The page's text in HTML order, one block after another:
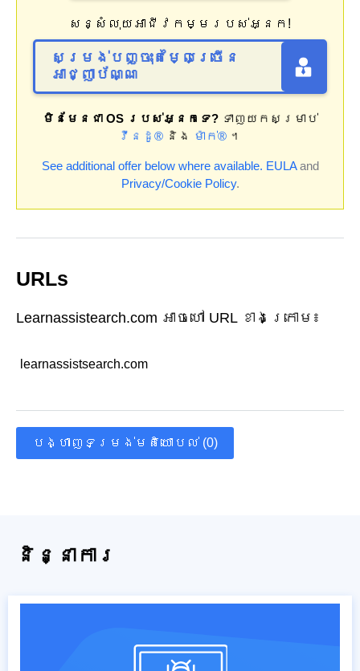
សន្សំលុយអាជីវកម្មរបស់អ្នក!
សម្រង់បញ្ចុះតម្លៃច្រើន
អាជ្ញាប័ណ្ណ
មិនមែនជា OS របស់អ្នកទេ?ទាញយកសម្រាប់
វីនដូ® និង ម៉ាក់® ។
See additional offer below where available. EULAand
Privacy/Cookie Policy.
URLs
Learnassistearch.com អាចហៅ URL ខាងក្រោម៖
learnassistsearch.com
បង្ហាញទម្រង់មតិយោបល់ (0)
និន្នាការ